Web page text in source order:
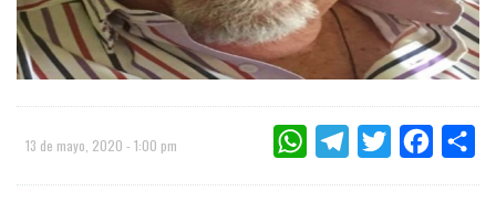
13 de mayo, 2020 - 1:00 pm WHATSAPPTELEGRAMTWITTER